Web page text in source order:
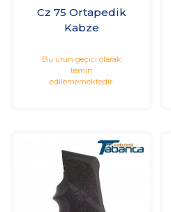
Cz 75 Ortapedik
Kabze
Bu ürün geçici olarak
temin
edilememektedir.